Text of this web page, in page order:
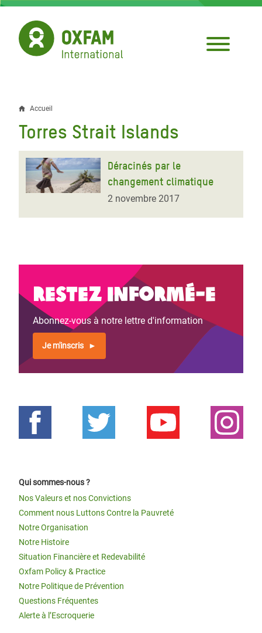
Aller
contenu
principal
Fil
d'Ariane
Accueil
Torres Strait Islands
Déracinés par le
changement climatique
2 novembre 2017
Restez informé-e
Abonnez-vous à notre lettre d'information
Je m'inscris
Qui sommes-nous ?
Nos Valeurs et nos Convictions
Comment nous Luttons Contre la Pauvreté
Notre Organisation
Notre Histoire
Situation Financière et Redevabilité
Oxfam Policy & Practice
Notre Politique de Prévention
Questions Fréquentes
Alerte à l’Escroquerie